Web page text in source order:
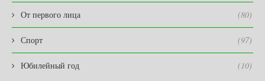
От первого лица (80)
Спорт (97)
Юбилейный год (10)